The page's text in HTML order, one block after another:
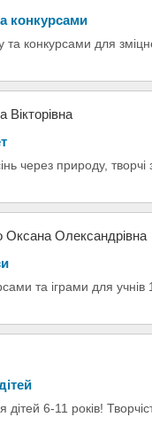
конкурсами
та конкурсами для
через природу,
Оксана Олександрівна
та іграми для учнів
6-11 років!